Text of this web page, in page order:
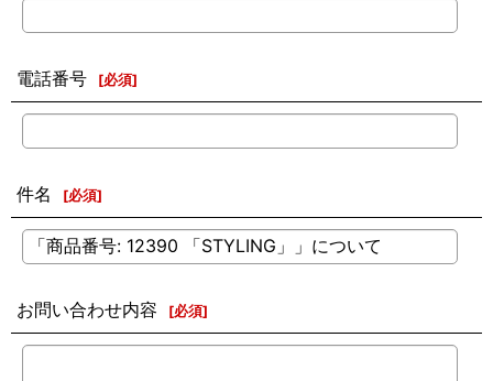
電話番号 [必須]
件名 [必須]
お問い合わせ内容 [必須]